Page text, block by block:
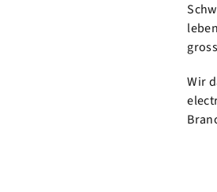
Wir